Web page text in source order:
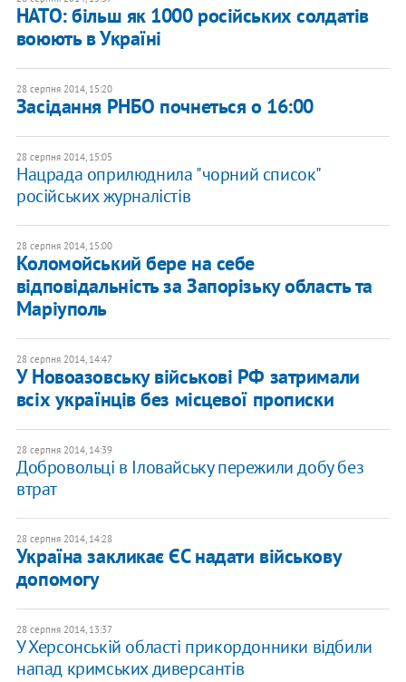
НАТО: більш як 1000 російських солдатів
воюють в Україні
28 серпня 2014, 15:20
Засідання РНБО почнеться о 16:00
28 серпня 2014, 15:05
Нацрада оприлюднила "чорний список"
російських журналістів
28 серпня 2014, 15:00
Коломойський бере на себе
відповідальність за Запорізьку область та
Маріуполь
28 серпня 2014, 14:47
У Новоазовську військові РФ затримали
всіх українців без місцевої прописки
28 серпня 2014, 14:39
Добровольці в Іловайську пережили добу без
втрат
28 серпня 2014, 14:28
Україна закликає ЄС надати військову
допомогу
28 серпня 2014, 13:37
У Херсонській області прикордонники відбили
напад кримських диверсантів